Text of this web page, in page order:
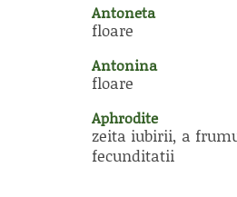
Antoneta
floare
Antonina
floare
Aphrodite
zeita iubirii, a
fecunditatii